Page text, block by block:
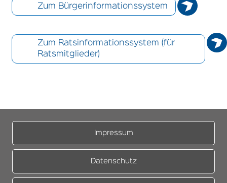
Zum Bürgerinformationssystem
Zum Ratsinformationssystem (für
Ratsmitglieder)
Impressum
Datenschutz